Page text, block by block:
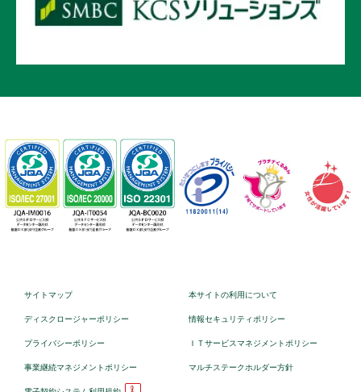
サイトマップ 本サイトの利用について
ディスクロージャーポリシー 情報セキュリティポリシー
プライバシーポリシー ＩＴサービスマネジメントポリシー
事業継続マネジメントポリシー マルチステークホルダー方針